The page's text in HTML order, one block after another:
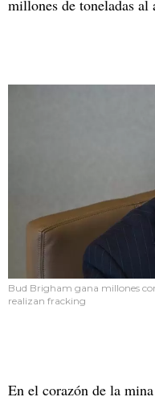
millones de toneladas al
Bud Brigham gana millones
realizan fracking
En el corazón de la